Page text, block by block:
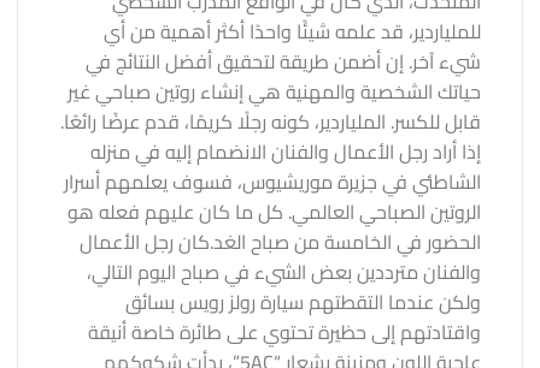
للملياردير، قد علمه شيئًا واحدًا أكثر أهمية من أي
شيء آخر.إن أضمن طريقة لتحقيق أفضل النتائج في
حياتك الشخصية والمهنية هي إنشاء روتين صباحي غير
قابل للكسر. الملياردير، كونه رجلًا كريمًا، قدم عرضًا رائعًا.
إذا أراد رجل الأعمال والفنان الانضمام إليه في منزله
الشاطئي في جزيرة موريشيوس، فسوف يعلمهم أسرار
الروتين الصباحي العالمي. كل ما كان عليهم فعله هو
الحضور في الخامسة من صباح الغد.كان رجل الأعمال
والفنان مترددين بعض الشيء في صباح اليوم التالي،
ولكن عندما التقطتهم سيارة رولز رويس بسائق
واقتادتهم إلى حظيرة تحتوي على طائرة خاصة أنيقة